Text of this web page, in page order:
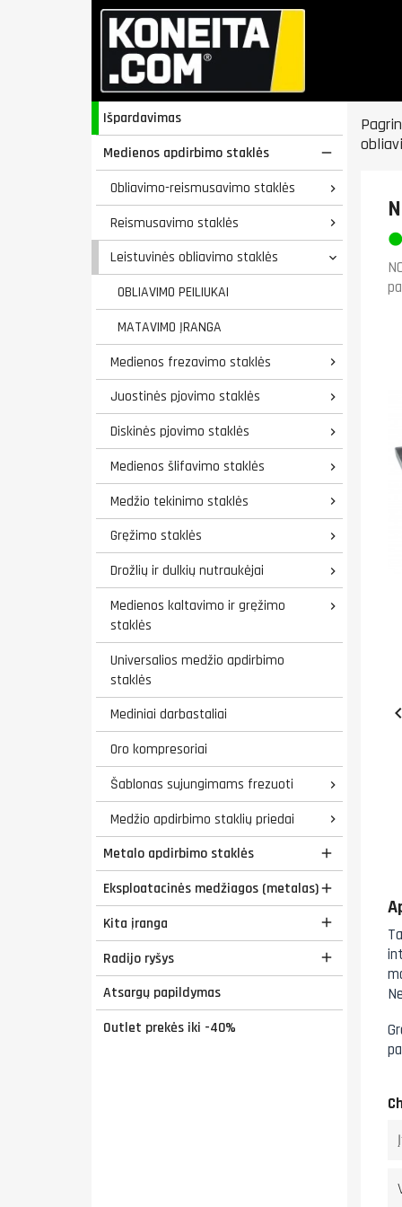
Išpardavimas
Medienos apdirbimo staklės

Obliavimo-reismusavimo staklės 
Reismusavimo staklės 
Leistuvinės obliavimo staklės 
OBLIAVIMO PEILIUKAI
MATAVIMO ĮRANGA
Medienos frezavimo staklės

Juostinės pjovimo staklės 
Diskinės pjovimo staklės 
Medienos šlifavimo staklės 
Medžio tekinimo staklės 
Gręžimo staklės 
Drožlių ir dulkių nutraukėjai 
Medienos kaltavimo ir gręžimo
staklės

Universalios medžio apdirbimo
staklės
Mediniai darbastaliai
Oro kompresoriai
Šablonas sujungimams frezuoti

Medžio apdirbimo staklių priedai 
Metalo apdirbimo staklės 
Eksploatacinės medžiagos (metalas)
Kita įranga 
Radijo ryšys 
Atsargų papildymas
Outlet prekės iki -40%